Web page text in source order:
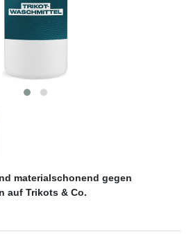
materialschonend gegen
auf Trikots & Co.